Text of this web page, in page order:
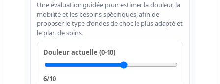
Une évaluation guidée pour estimer la douleur, la
mobilité et les besoins spécifiques, afin de
proposer le type d’ondes de choc le plus adapté et
le plan de soins.
Douleur actuelle (0-10)
6/10